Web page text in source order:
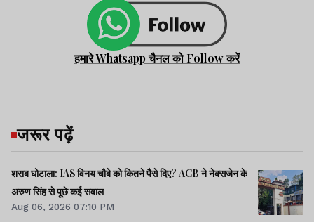
हमारे Whatsapp चैनल को Follow करें
जरूर पढ़ें
शराब घोटाला: IAS विनय चौबे को कितने पैसे दिए? ACB ने नेक्सजेन के
अरुण सिंह से पूछे कई सवाल
Aug 06, 2026 07:10 PM